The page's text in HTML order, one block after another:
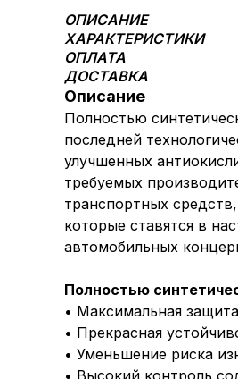
ОПИСАНИЕ
ХАРАКТЕРИСТИКИ
ОПЛАТА
ДОСТАВКА
Описание
Полностью
последней
улучшенных
требуемых
транспортных
которые ставятся в
автомобильных
Полностью
• Максимальная
• Прекрасная
• Уменьшение риска